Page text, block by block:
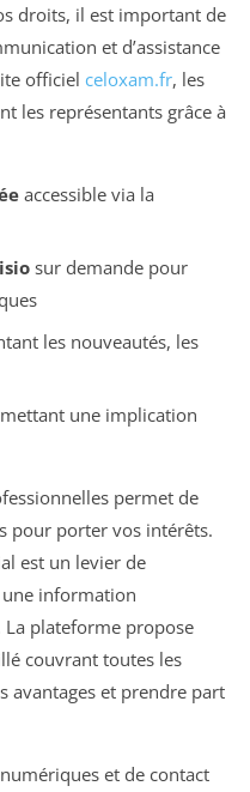
droits, il est important de
et d’assistance
officiel celoxam.fr, les
les représentants grâce à
accessible via la
sur demande pour
les nouveautés, les
une implication
permet de
pour porter vos intérêts.
est un levier de
information
La plateforme propose
couvrant toutes les
avantages et prendre part
et de contact